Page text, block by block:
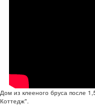
Дом из клееного бруса после
Коттедж".